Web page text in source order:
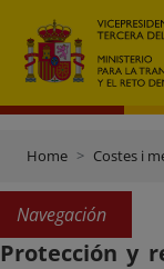
Home Costes i
Navegación
Protección y